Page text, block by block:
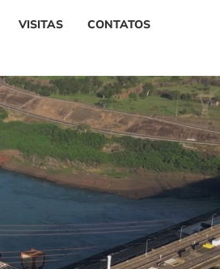
VISITAS CONTATOS